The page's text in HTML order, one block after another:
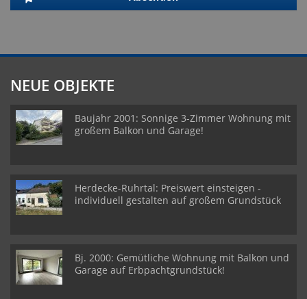
NEUE OBJEKTE
Baujahr 2001: Sonnige 3-Zimmer Wohnung mit
großem Balkon und Garage!
Herdecke-Ruhrtal: Preiswert einsteigen -
individuell gestalten auf großem Grundstück
Bj. 2000: Gemütliche Wohnung mit Balkon und
Garage auf Erbpachtgrundstück!